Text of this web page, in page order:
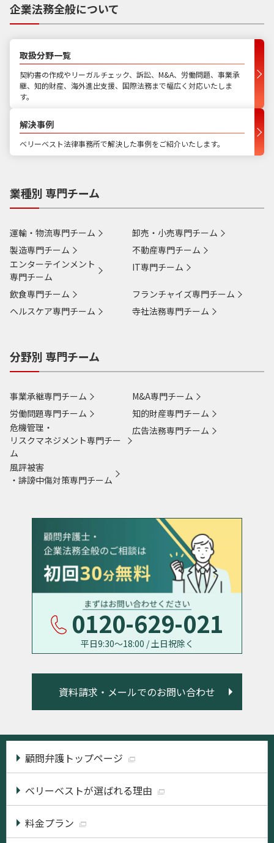
企業法務全般について
取扱分野一覧
契約書の作成やリーガルチェック、訴訟、M&A、労働問題、事業承
継、知的財産、海外進出支援、国際法務まで幅広く対応いたしま
す。
解決事例
ベリーベスト法律事務所で解決した事例をご紹介いたします。
業種別 専門チーム
運輸・物流専門チーム
卸売・小売専門チーム
製造専門チーム
不動産専門チーム
エンターテインメント
専門チーム
IT専門チーム
飲食専門チーム
フランチャイズ専門チーム
ヘルスケア専門チーム
寺社法務専門チーム
分野別 専門チーム
事業承継専門チーム
M&A専門チーム
労働問題専門チーム
知的財産専門チーム
危機管理・
リスクマネジメント専門チー
ム
広告法務専門チーム
風評被害
・誹謗中傷対策専門チーム
0120-629-021
平日9:30〜18:00 / 土日祝除く
資料請求・メールでのお問い合わせ
顧問弁護トップページ
ベリーベストが選ばれる理由
料金プラン